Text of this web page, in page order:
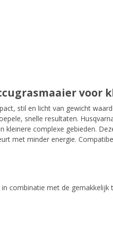
voor
stil en licht van gewicht
snelle resultaten.
complexe gebieden.
met minder energie.
combinatie met de gemakkelijk